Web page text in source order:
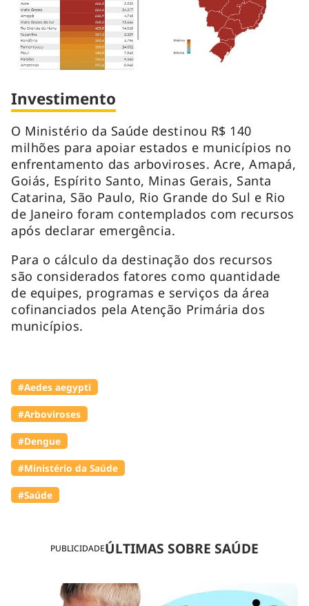
PUBLICIDADEÚLTIMAS SOBRE SAÚDE
Investimento
O Ministério da Saúde destinou R$ 140
milhões para apoiar estados e municípios no
enfrentamento das arboviroses. Acre, Amapá,
Goiás, Espírito Santo, Minas Gerais, Santa
Catarina, São Paulo, Rio Grande do Sul e Rio
de Janeiro foram contemplados com recursos
após declarar emergência.
Para o cálculo da destinação dos recursos
são considerados fatores como quantidade
de equipes, programas e serviços da área
cofinanciados pela Atenção Primária dos
municípios.
#Aedes aegypti
#Arboviroses
#Dengue
#Ministério da Saúde
#Saúde